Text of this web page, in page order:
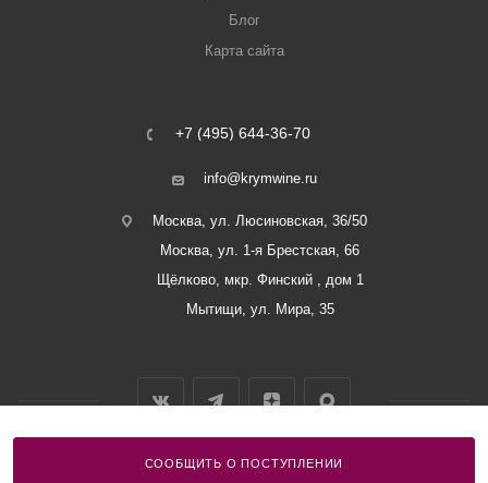
СООБЩИТЬ О ПОСТУПЛЕНИИ
Блог
Карта сайта
+7 (495) 644-36-70
info@krymwine.ru
Москва, ул. Люсиновская, 36/50
Москва, ул. 1-я Брестская, 66
Щёлково, мкр. Финский , дом 1
Мытищи, ул. Мира, 35